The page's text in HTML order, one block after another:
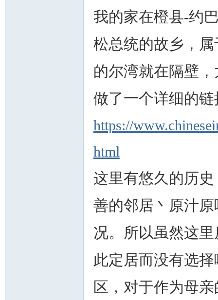
我的家在橙县-约
松总统的故乡，
的尔湾就在隔壁
做了一个详细的
https://
html
这里有悠久的历
善的邻居丶原汁
况。所以虽然这
此定居而没有选
区，对于作为母